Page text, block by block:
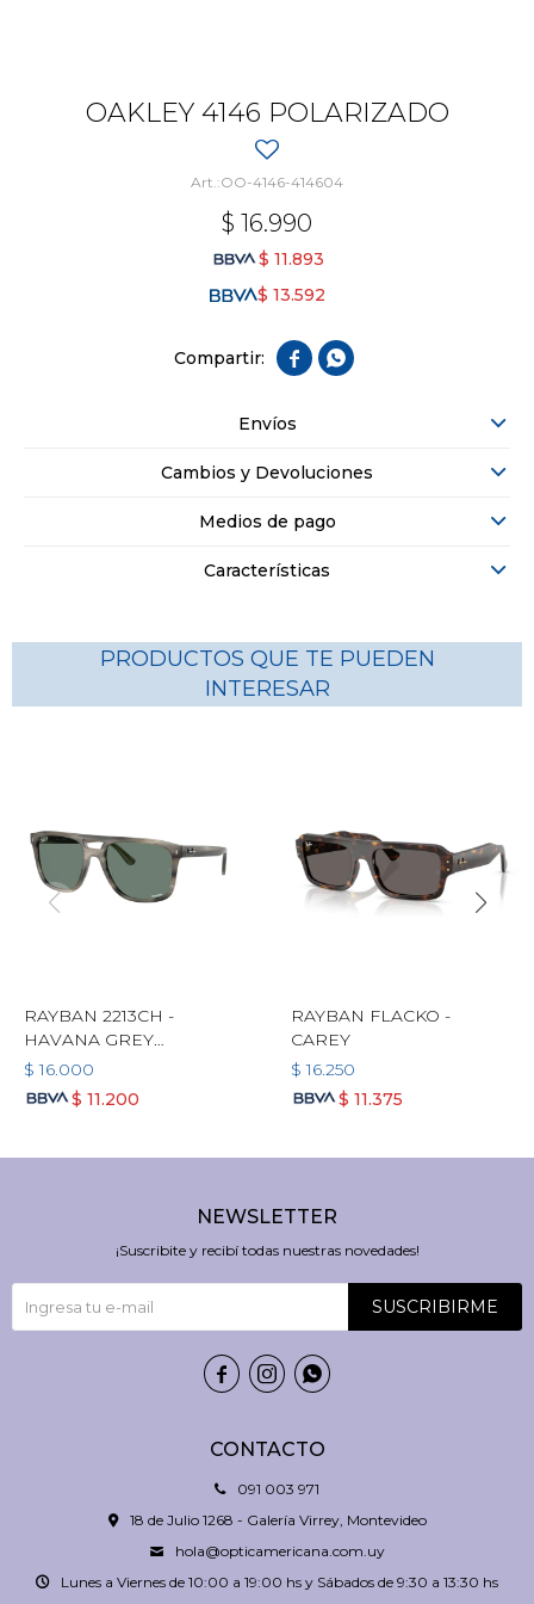
OAKLEY 4146 POLARIZADO
OO-4146-414604
$ 16.990
$ 11.893
$ 13.592
 
Envíos
Cambios y Devoluciones
Medios de pago
Características
PRODUCTOS QUE TE PUEDEN
INTERESAR
RAYBAN 2213CH -
HAVANA GREY
POLARIZADO
$ 16.000
$ 11.200
RAYBAN FLACKO -
CAREY
$ 16.250
$ 11.375
CONTACTO
091 003 971
18 de Julio 1268 - Galería Virrey, Montevideo
hola@opticamericana.com.uy
Lunes a Viernes de 10:00 a 19:00 hs y Sábados de 9:30 a 13:30 hs
NEWSLETTER
¡Suscribite y recibí todas nuestras novedades!
SUSCRIBIRME
  